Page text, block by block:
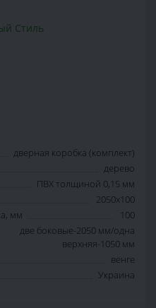
Стиль
дверная коробка (комплект)
дерево
ПВХ толщиной 0,15 мм
2050х100
мм
100
две боковые-2050 мм/одна
верхняя-1050 мм
венге
Украина